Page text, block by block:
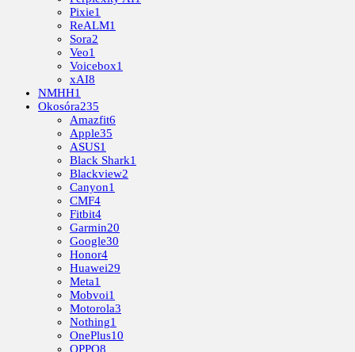
Pixie1
ReALM1
Sora2
Veo1
Voicebox1
xAI8
NMHH1
Okosóra235
Amazfit6
Apple35
ASUS1
Black Shark1
Blackview2
Canyon1
CMF4
Fitbit4
Garmin20
Google30
Honor4
Huawei29
Meta1
Mobvoi1
Motorola3
Nothing1
OnePlus10
OPPO8